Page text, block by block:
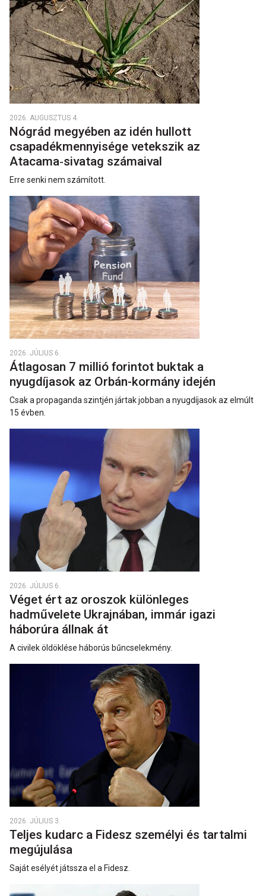
2026. AUGUSZTUS 4.
Nógrád megyében az idén hullott
csapadékmennyisége vetekszik az
Atacama‑sivatag számaival
Erre senki nem számított.
2026. JÚLIUS 6.
Átlagosan 7 millió forintot buktak a
nyugdíjasok az Orbán-kormány idején
Csak a propaganda szintjén jártak jobban a nyugdíjasok az elmúlt
15 évben.
2026. JÚLIUS 6.
Véget ért az oroszok különleges
hadművelete Ukrajnában, immár igazi
háborúra állnak át
A civilek öldöklése háborús bűncselekmény.
2026. JÚLIUS 3.
Teljes kudarc a Fidesz személyi és tartalmi
megújulása
Saját esélyét játssza el a Fidesz.